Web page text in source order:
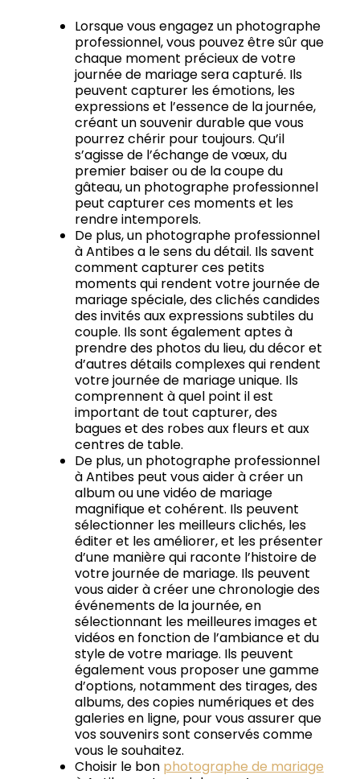
Lorsque vous engagez un photographe
professionnel, vous pouvez être sûr que
chaque moment précieux de votre
journée de mariage sera capturé. Ils
peuvent capturer les émotions, les
expressions et l’essence de la journée,
créant un souvenir durable que vous
pourrez chérir pour toujours. Qu’il
s’agisse de l’échange de vœux, du
premier baiser ou de la coupe du
gâteau, un photographe professionnel
peut capturer ces moments et les
rendre intemporels.
De plus, un photographe professionnel
à Antibes a le sens du détail. Ils savent
comment capturer ces petits
moments qui rendent votre journée de
mariage spéciale, des clichés candides
des invités aux expressions subtiles du
couple. Ils sont également aptes à
prendre des photos du lieu, du décor et
d’autres détails complexes qui rendent
votre journée de mariage unique. Ils
comprennent à quel point il est
important de tout capturer, des
bagues et des robes aux fleurs et aux
centres de table.
De plus, un photographe professionnel
à Antibes peut vous aider à créer un
album ou une vidéo de mariage
magnifique et cohérent. Ils peuvent
sélectionner les meilleurs clichés, les
éditer et les améliorer, et les présenter
d’une manière qui raconte l’histoire de
votre journée de mariage. Ils peuvent
vous aider à créer une chronologie des
événements de la journée, en
sélectionnant les meilleures images et
vidéos en fonction de l’ambiance et du
style de votre mariage. Ils peuvent
également vous proposer une gamme
d’options, notamment des tirages, des
albums, des copies numériques et des
galeries en ligne, pour vous assurer que
vos souvenirs sont conservés comme
vous le souhaitez.
Choisir le bon photographe de mariage